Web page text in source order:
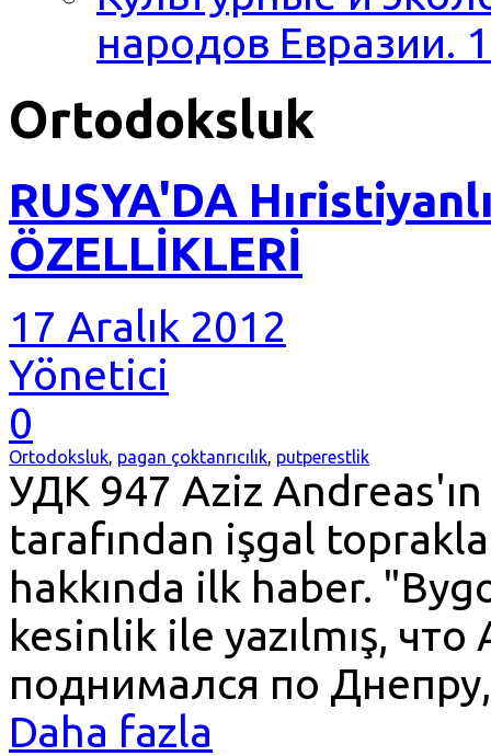
народов Евразии.
Ortodoksluk
RUSYA'DA
ÖZELLİKLERİ
17 Aralık 2012
Yönetici
0
Ortodoksluk, pagan çoktanrıcılık, putperestlik
УДК 947 Aziz
tarafından işgal
hakkında ilk haber.
kesinlik ile yazılmış,
поднимался по
Daha fazla